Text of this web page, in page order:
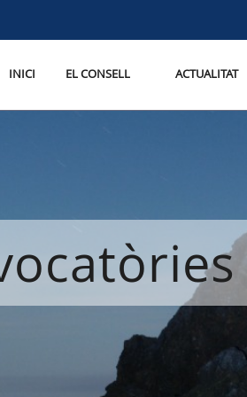
INICI EL CONSELL ACTUALITAT